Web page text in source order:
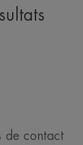
de contact